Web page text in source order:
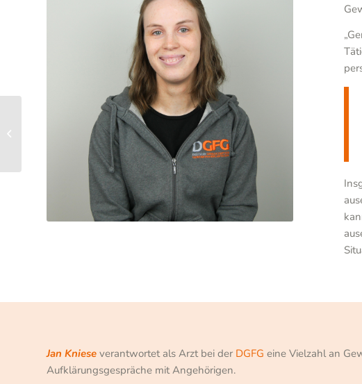
Jan Kniese verantwortet als Arzt bei der DGFG eine Vielzahl an
Aufklärungsgespräche mit Angehörigen.
DGFG zu Gast beim 9.
ALABAT-Kongress in